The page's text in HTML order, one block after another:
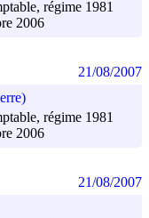
régime 1981
2006
régime 1981
2006
21/08/2007
21/08/2007